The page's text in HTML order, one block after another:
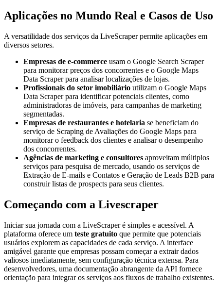
Aplicações no Mundo Real e Casos de Uso
A versatilidade dos serviços da LiveScraper permite aplicações em
diversos setores.
Empresas de e-commerce usam o Google Search Scraper
para monitorar preços dos concorrentes e o Google Maps
Data Scraper para analisar localizações de lojas.
Profissionais do setor imobiliário utilizam o Google Maps
Data Scraper para identificar potenciais clientes, como
administradoras de imóveis, para campanhas de marketing
segmentadas.
Empresas de restaurantes e hotelaria se beneficiam do
serviço de Scraping de Avaliações do Google Maps para
monitorar o feedback dos clientes e analisar o desempenho
dos concorrentes.
Agências de marketing e consultores aproveitam múltiplos
serviços para pesquisa de mercado, usando os serviços de
Extração de E-mails e Contatos e Geração de Leads B2B para
construir listas de prospects para seus clientes.
Começando com a Livescraper
Iniciar sua jornada com a LiveScraper é simples e acessível. A
plataforma oferece um teste gratuito que permite que potenciais
usuários explorem as capacidades de cada serviço. A interface
amigável garante que empresas possam começar a extrair dados
valiosos imediatamente, sem configuração técnica extensa. Para
desenvolvedores, uma documentação abrangente da API fornece
orientação para integrar os serviços aos fluxos de trabalho existentes.